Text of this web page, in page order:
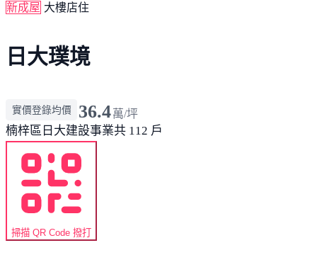
新成屋 大樓店住
日大璞境
實價登錄均價 36.4萬/坪
楠梓區 日大建設事業共 112 戶
掃描 QR Code 撥打